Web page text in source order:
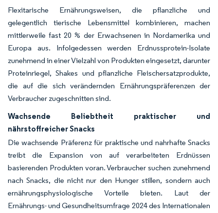
Flexitarische Ernährungsweisen, die pflanzliche und
gelegentlich tierische Lebensmittel kombinieren, machen
mittlerweile fast 20 % der Erwachsenen in Nordamerika und
Europa aus. Infolgedessen werden Erdnussprotein-Isolate
zunehmend in einer Vielzahl von Produkten eingesetzt, darunter
Proteinriegel, Shakes und pflanzliche Fleischersatzprodukte,
die auf die sich verändernden Ernährungspräferenzen der
Verbraucher zugeschnitten sind.
Wachsende Beliebtheit praktischer und
nährstoffreicher Snacks
Die wachsende Präferenz für praktische und nahrhafte Snacks
treibt die Expansion von auf verarbeiteten Erdnüssen
basierenden Produkten voran. Verbraucher suchen zunehmend
nach Snacks, die nicht nur den Hunger stillen, sondern auch
ernährungsphysiologische Vorteile bieten. Laut der
Ernährungs- und Gesundheitsumfrage 2024 des Internationalen